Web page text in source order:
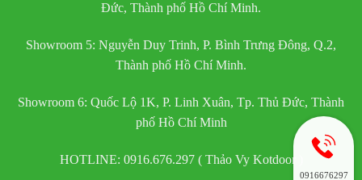
Đức, Thành phố Hồ Chí Minh.
Showroom 5: Nguyễn Duy Trinh, P. Bình Trưng Đông, Q.2,
Thành phố Hồ Chí Minh.
Showroom 6: Quốc Lộ 1K, P. Linh Xuân, Tp. Thủ Đức, Thành
phố Hồ Chí Minh
HOTLINE: 0916.676.297 ( Thảo Vy Kotdoor )
0916676297